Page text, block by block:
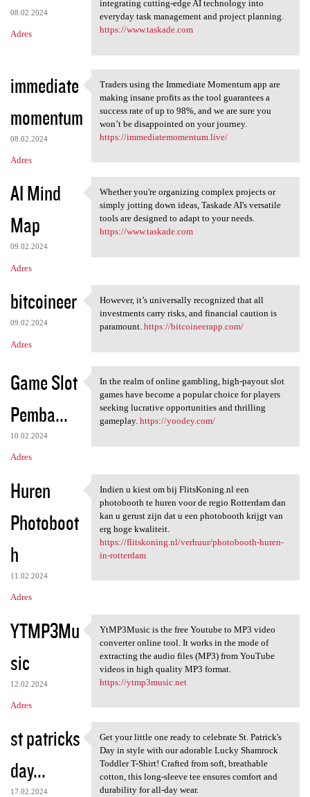
08.02.2024
Adres
integrating cutting-edge AI technology into
everyday task management and project planning.
https://www.taskade.com
immediate
momentum
08.02.2024
Adres
Traders using the Immediate
Traders using the Immediate Momentum app are
making insane profits as the tool guarantees a
success rate of up to 98%, and we are sure you
won’t be disappointed on your journey.
https://immediatemomentum.live/
AI Mind
Map
09.02.2024
Adres
Whether you're organizing
Whether you're organizing complex projects or
simply jotting down ideas, Taskade AI's versatile
tools are designed to adapt to your needs.
https://www.taskade.com
bitcoineer
09.02.2024
Adres
However, it’s universally
However, it’s universally recognized that all
investments carry risks, and financial caution is
paramount. https://bitcoineerapp.com/
Game Slot
Pemba...
10.02.2024
Adres
In the realm of online
In the realm of online gambling, high-payout slot
games have become a popular choice for players
seeking lucrative opportunities and thrilling
gameplay. https://yoodey.com/
Huren
Photoboot
h
11.02.2024
Adres
Indien u kiest om bij
Indien u kiest om bij FlitsKoning.nl een
photobooth te huren voor de regio Rotterdam dan
kan u gerust zijn dat u een photobooth krijgt van
erg hoge kwaliteit.
https://flitskoning.nl/verhuur/photobooth-huren-
in-rotterdam
YTMP3Mu
sic
12.02.2024
Adres
YtMP3Music is the free
YtMP3Music is the free Youtube to MP3 video
converter online tool. It works in the mode of
extracting the audio files (MP3) from YouTube
videos in high quality MP3 format.
https://ytmp3music.net
st patricks
day...
17.02.2024
Get your little one ready to
Get your little one ready to celebrate St. Patrick's
Day in style with our adorable Lucky Shamrock
Toddler T-Shirt! Crafted from soft, breathable
cotton, this long-sleeve tee ensures comfort and
durability for all-day wear.